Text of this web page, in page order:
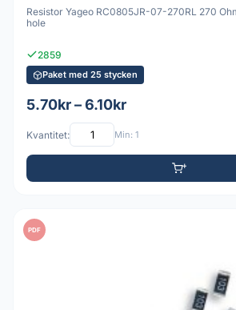
Resistor Yageo RC0805JR-07-270RL 270
hole
2859
Paket med 25 stycken
5.70kr – 6.10kr
Kvantitet: Min: 1
PDF